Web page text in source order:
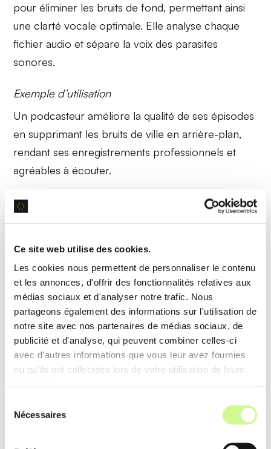
Ce site web utilise des cookies.
Les cookies nous permettent de personnaliser le contenu
et les annonces, d'offrir des fonctionnalités relatives aux
médias sociaux et d'analyser notre trafic. Nous
partageons également des informations sur l'utilisation de
notre site avec nos partenaires de médias sociaux, de
publicité et d'analyse, qui peuvent combiner celles-ci
avec d'autres informations que vous leur avez fournies
ou qu'ils ont collectées lors de votre utilisation de leurs
Nécessaires
pouréliminer les bruits de fond, permettant ainsi
une clarté vocale optimale. Elle analyse chaque
fichier audio et sépare la voix des parasites
sonores.
Exemple d’utilisation
Un podcasteur améliore la qualité de ses épisodes
en supprimant les bruits de ville en arrière-plan,
rendant ses enregistrements professionnels et
agréables à écouter.
Ajustement de la Clarté Vocale
humaine. Cela garantit que chaque mot enregistré
est distinct et audible, même dans des
enregistrements de faible qualité.
Exemple d’utilisation
Un journaliste utilise cette fonctionnalité pour
clarifier une interview réalisée dans un lieu bruyant,
l’audio.